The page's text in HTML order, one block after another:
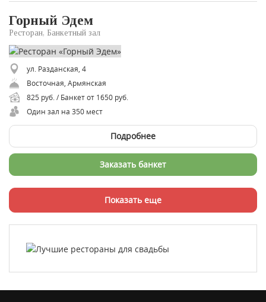
Горный Эдем
Ресторан, Банкетный зал
ул. Разданская, 4
Восточная, Армянская
825 руб. / Банкет от 1650 руб.
Один зал на 350 мест
Подробнее
Заказать банкет
Показать еще